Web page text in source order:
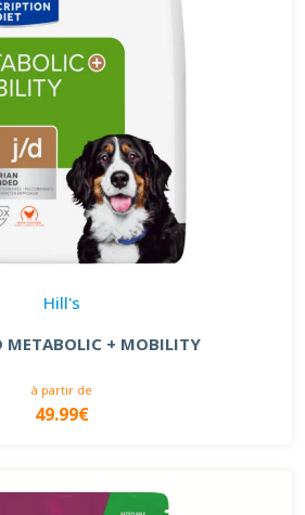
Hill's
METABOLIC + MOBILITY
à partir de
49.99€